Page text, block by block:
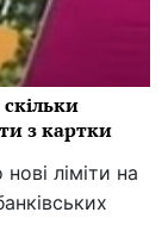
з картки
ліміти на